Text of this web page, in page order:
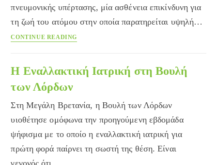
πνευμονικής υπέρτασης, μία ασθένεια επικίνδυνη για
τη ζωή του ατόμου στην οποία παρατηρείται υψηλή…
CONTINUE READING
στη
θεραπεία
πνευμονικής
υπέρτασης
Η Εναλλακτική Ιατρική στη Βουλή
των Λόρδων
Στη Μεγάλη Βρετανία, η Βουλή των Λόρδων
υιοθέτησε ομόφωνα την προηγούμενη εβδομάδα
ψήφισμα με το οποίο η εναλλακτική ιατρική για
πρώτη φορά παίρνει τη σωστή της θέση. Είναι
γεγονός ότι…